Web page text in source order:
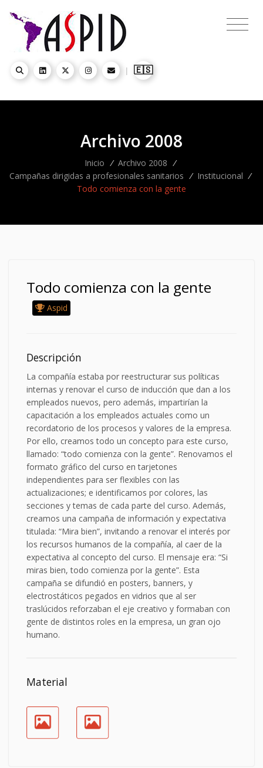
| 🇪🇸
Archivo 2008
Inicio / Archivo 2008 /
Campañas dirigidas a profesionales sanitarios / Institucional /
Todo comienza con la gente
Todo comienza con la gente
Aspid
Descripción
La compañía estaba por reestructurar sus políticas
internas y renovar el curso de inducción que dan a los
empleados nuevos, pero además, impartirían la
capacitación a los empleados actuales como un
recordatorio de los procesos y valores de la empresa.
Por ello, creamos todo un concepto para este curso,
llamado: “todo comienza con la gente”. Renovamos el
formato gráfico del curso en tarjetones
independientes para ser flexibles con las
actualizaciones; e identificamos por colores, las
secciones y temas de cada parte del curso. Además,
creamos una campaña de información y expectativa
titulada: “Mira bien”, invitando a renovar el interés por
los recursos humanos de la compañía, al caer de la
expectativa al concepto del curso. El mensaje era: “Si
miras bien, todo comienza por la gente”. Esta
campaña se difundió en posters, banners, y
electrostáticos pegados en vidrios que al ser
traslúcidos reforzaban el eje creativo y formaban con
gente de distintos roles en la empresa, un gran ojo
humano.
Material